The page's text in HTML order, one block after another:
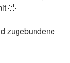
🤣
zugebundene